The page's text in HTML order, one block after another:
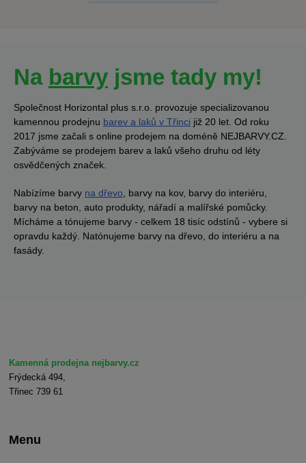
Na barvy jsme tady my!
Společnost Horizontal plus s.r.o. provozuje specializovanou
kamennou prodejnu barev a laků v Třinci již 20 let. Od roku
2017 jsme začali s online prodejem na doméně NEJBARVY.CZ.
Zabýváme se prodejem barev a laků všeho druhu od léty
osvědčených značek.
Nabízíme barvy na dřevo , barvy na kov, barvy do interiéru,
barvy na beton, auto produkty, nářadí a malířské pomůcky.
Mícháme a tónujeme barvy - celkem 18 tisíc odstínů - vybere si
opravdu každý. Natónujeme barvy na dřevo, do interiéru a na
fasády.
Kamenná prodejna nejbarvy.cz
Frýdecká 494,
Třinec 739 61
Menu